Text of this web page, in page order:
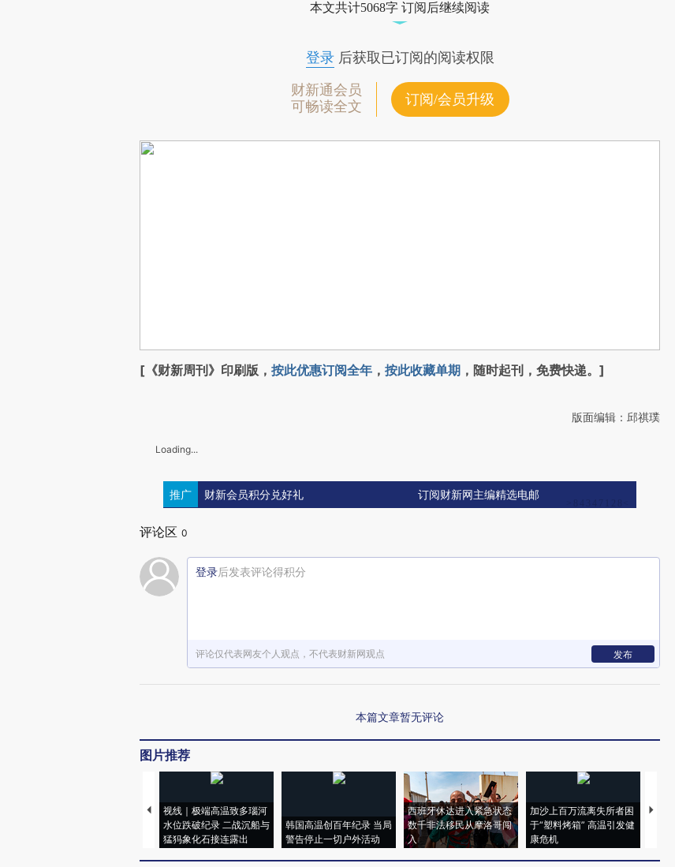
本文共计5068字 订阅后继续阅读
登录后获取已订阅的阅读权限
财新通会员
可畅读全文
订阅/会员升级
[《财新周刊》印刷版， 按此优惠订阅全年 ， 按此收藏单期 ，随时起刊，免费快递。]
版面编辑：邱祺璞
Loading...
推广 财新会员积分兑好礼 订阅财新网主编精选电邮
评论区 0
登录后发表评论得积分
评论仅代表网友个人观点，不代表财新网观点 发布
本篇文章暂无评论
图片推荐
视线｜极端高温致多瑙河
水位跌破纪录 二战沉船与
猛犸象化石接连露出
韩国高温创百年纪录 当局
警告停止一切户外活动
西班牙休达进入紧急状态
数千非法移民从摩洛哥闯
入
加沙上百万流离失所者困
于“塑料烤箱” 高温引发健
康危机
视线
术
心“